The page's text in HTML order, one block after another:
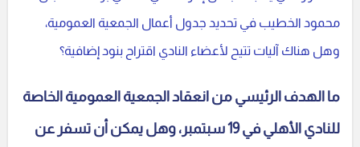
محمود الخطيب في تحديد جدول أعمال الجمعية العمومية،
وهل هناك آليات تتيح لأعضاء النادي اقتراح بنود إضافية؟
ما الهدف الرئيسي من انعقاد الجمعية العمومية الخاصة
للنادي الأهلي في 19 سبتمبر، وهل يمكن أن تسفر عن